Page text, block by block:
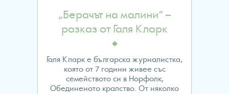
„Берачът на малини“ –
разказ от Галя Кларк
Галя Кларк е българска журналистка,
която от 7 години живее със
семейството си в Норфолк,
Обединеното кралство. От няколко